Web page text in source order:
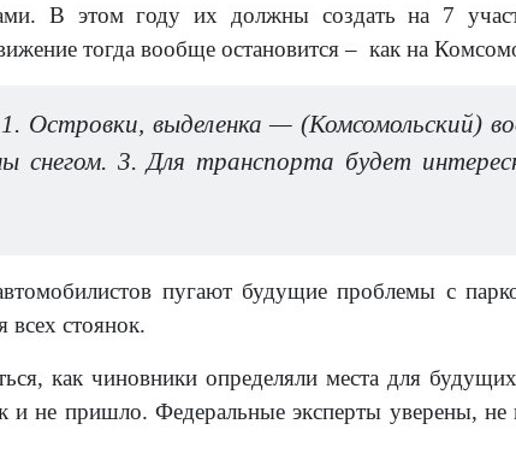
В этом году их должны создать на 7
тогда вообще остановится – как на
1. Островки, выделенка — (Комсомольский)
снегом. 3. Для транспорта будет
пугают будущие проблемы с
всех стоянок.
как чиновники определяли места для
и не пришло. Федеральные эксперты уверены,